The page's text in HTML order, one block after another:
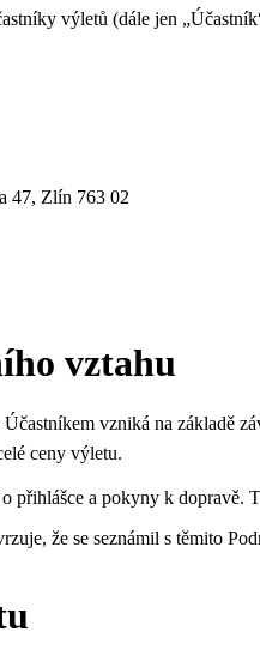
výletů (dále jen
47, Zlín 763 02
vztahu
vzniká na základě
ceny výletu.
přihlášce a pokyny k dopravě.
že se seznámil s těmito